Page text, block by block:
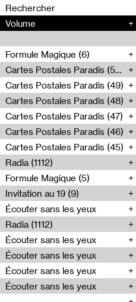
Volume +
Formule Magique (6)
Cartes Postales Paradis (50)
Cartes Postales Paradis (49)
Cartes Postales Paradis (48)
Cartes Postales Paradis (47)
Cartes Postales Paradis (46)
Cartes Postales Paradis (45)
Radia (1112)
Formule Magique (5)
Invitation au 19 (9)
Écouter sans les yeux
Radia (1112)
Écouter sans les yeux
Écouter sans les yeux
Écouter sans les yeux
Écouter sans les yeux